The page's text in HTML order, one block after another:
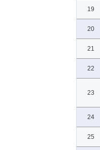
19
20
21
22
23
24
25